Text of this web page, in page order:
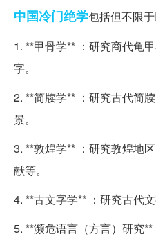
中国冷门绝学包括但不限于
1. **甲骨学** ：研究商代龟
字。
2. **简牍学** ：研究古代简
景。
3. **敦煌学** ：研究敦煌地
献等。
4. **古文字学** ：研究古代
5. **濒危语言（方言）研究